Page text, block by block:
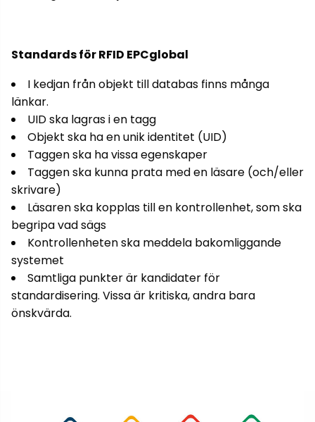
Standards för RFID EPCglobal
I kedjan från objekt till databas finns många
länkar.
UID ska lagras i en tagg
Objekt ska ha en unik identitet (UID)
Taggen ska ha vissa egenskaper
Taggen ska kunna prata med en läsare (och/eller
skrivare)
Läsaren ska kopplas till en kontrollenhet, som ska
begripa vad sägs
Kontrollenheten ska meddela bakomliggande
systemet
Samtliga punkter är kandidater för
standardisering. Vissa är kritiska, andra bara
önskvärda.